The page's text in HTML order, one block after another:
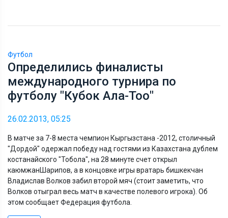
Футбол
Определились финалисты
международного турнира по
футболу "Кубок Ала-Тоо"
26.02.2013, 05:25
В матче за 7-8 места чемпион Кыргызстана -2012, столичный
"Дордой" одержал победу над гостями из Казахстана дублем
костанайского "Тобола", на 28 минуте счет открыл
каюмжанШарипов, а в концовке игры вратарь бишкекчан
Владислав Волков забил второй мяч (стоит заметить, что
Волков отыграл весь матч в качестве полевого игрока). Об
этом сообщает Федерация футбола.